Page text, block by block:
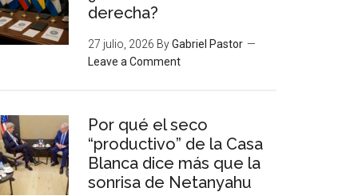
derecha?
27 julio, 2026 ByGabriel Pastor
Leave a Comment
Por qué el seco
“productivo” de la Casa
Blanca dice más que la
sonrisa de Netanyahu